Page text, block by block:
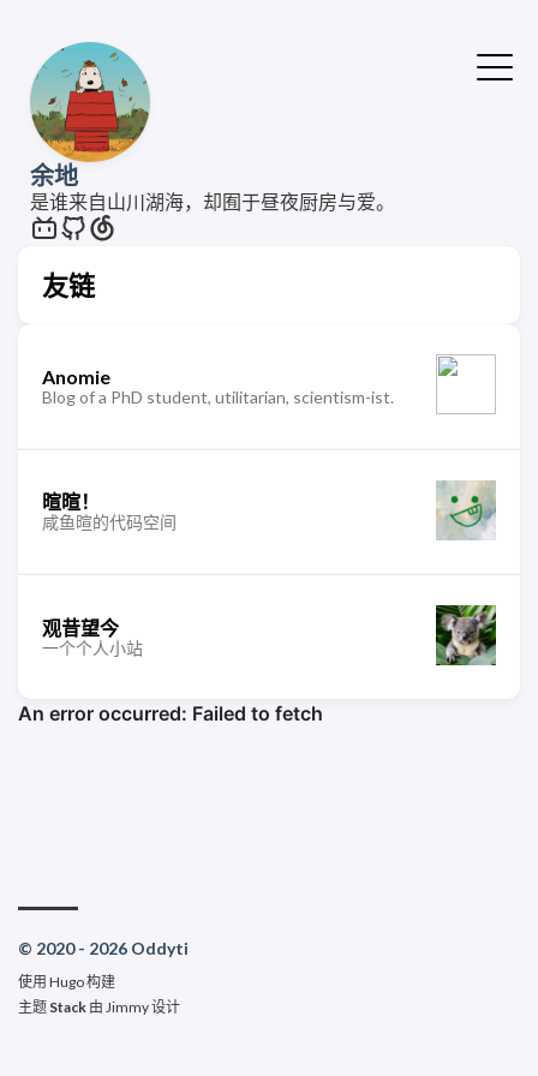
余地
是谁来自山川湖海，却囿于昼夜厨房与爱。
友链
Anomie
Blog of a PhD student, utilitarian, scientism-ist.
暄暄！
咸鱼暄的代码空间
观昔望今
一个个人小站
© 2020 - 2026 Oddyti
使用 Hugo构建
主题 Stack 由 Jimmy设计